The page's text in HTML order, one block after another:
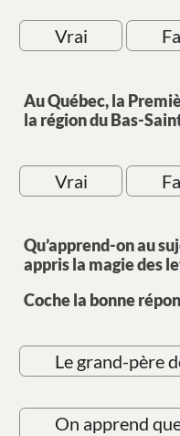
Vrai
Au Québec, la
la région du Bas-
Vrai
Qu’apprend-on au
appris la magie des
Coche la bonne
Le grand-père
On apprend